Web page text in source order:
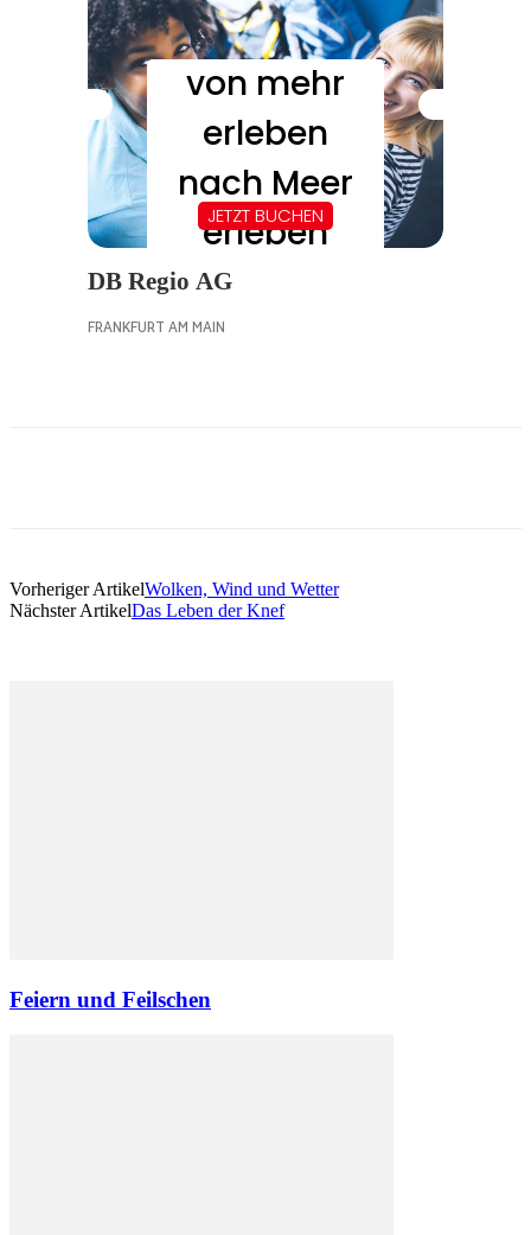
Vorheriger ArtikelWolken, Wind und Wetter
Nächster ArtikelDas Leben der Knef
Feiern und Feilschen